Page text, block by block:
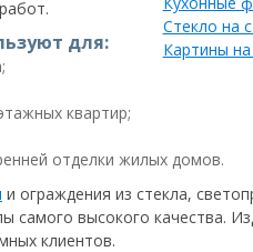
Стекло на
Картины на
для:
квартир;
отделки жилых домов.
и ограждения из стекла,
самого высокого качества.
клиентов.